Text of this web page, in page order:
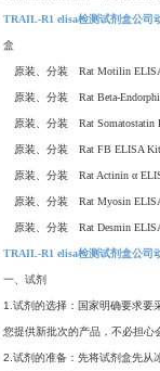
TRAIL-R1 elisa检测试剂盒公司
盒
原装、分装 Rat Motilin
原装、分装 Rat Beta-
原装、分装 Rat Somatostatin
原装、分装 Rat FB ELISA
原装、分装 Rat Actinin α
原装、分装 Rat Myosin
原装、分装 Rat Desmin
TRAIL-R1 elisa检测试剂盒公司
一、试剂
1.试剂的选择：国家明确要求要
您提供新批次的产品，不必担心
2.试剂的准备：先将试剂盒先从